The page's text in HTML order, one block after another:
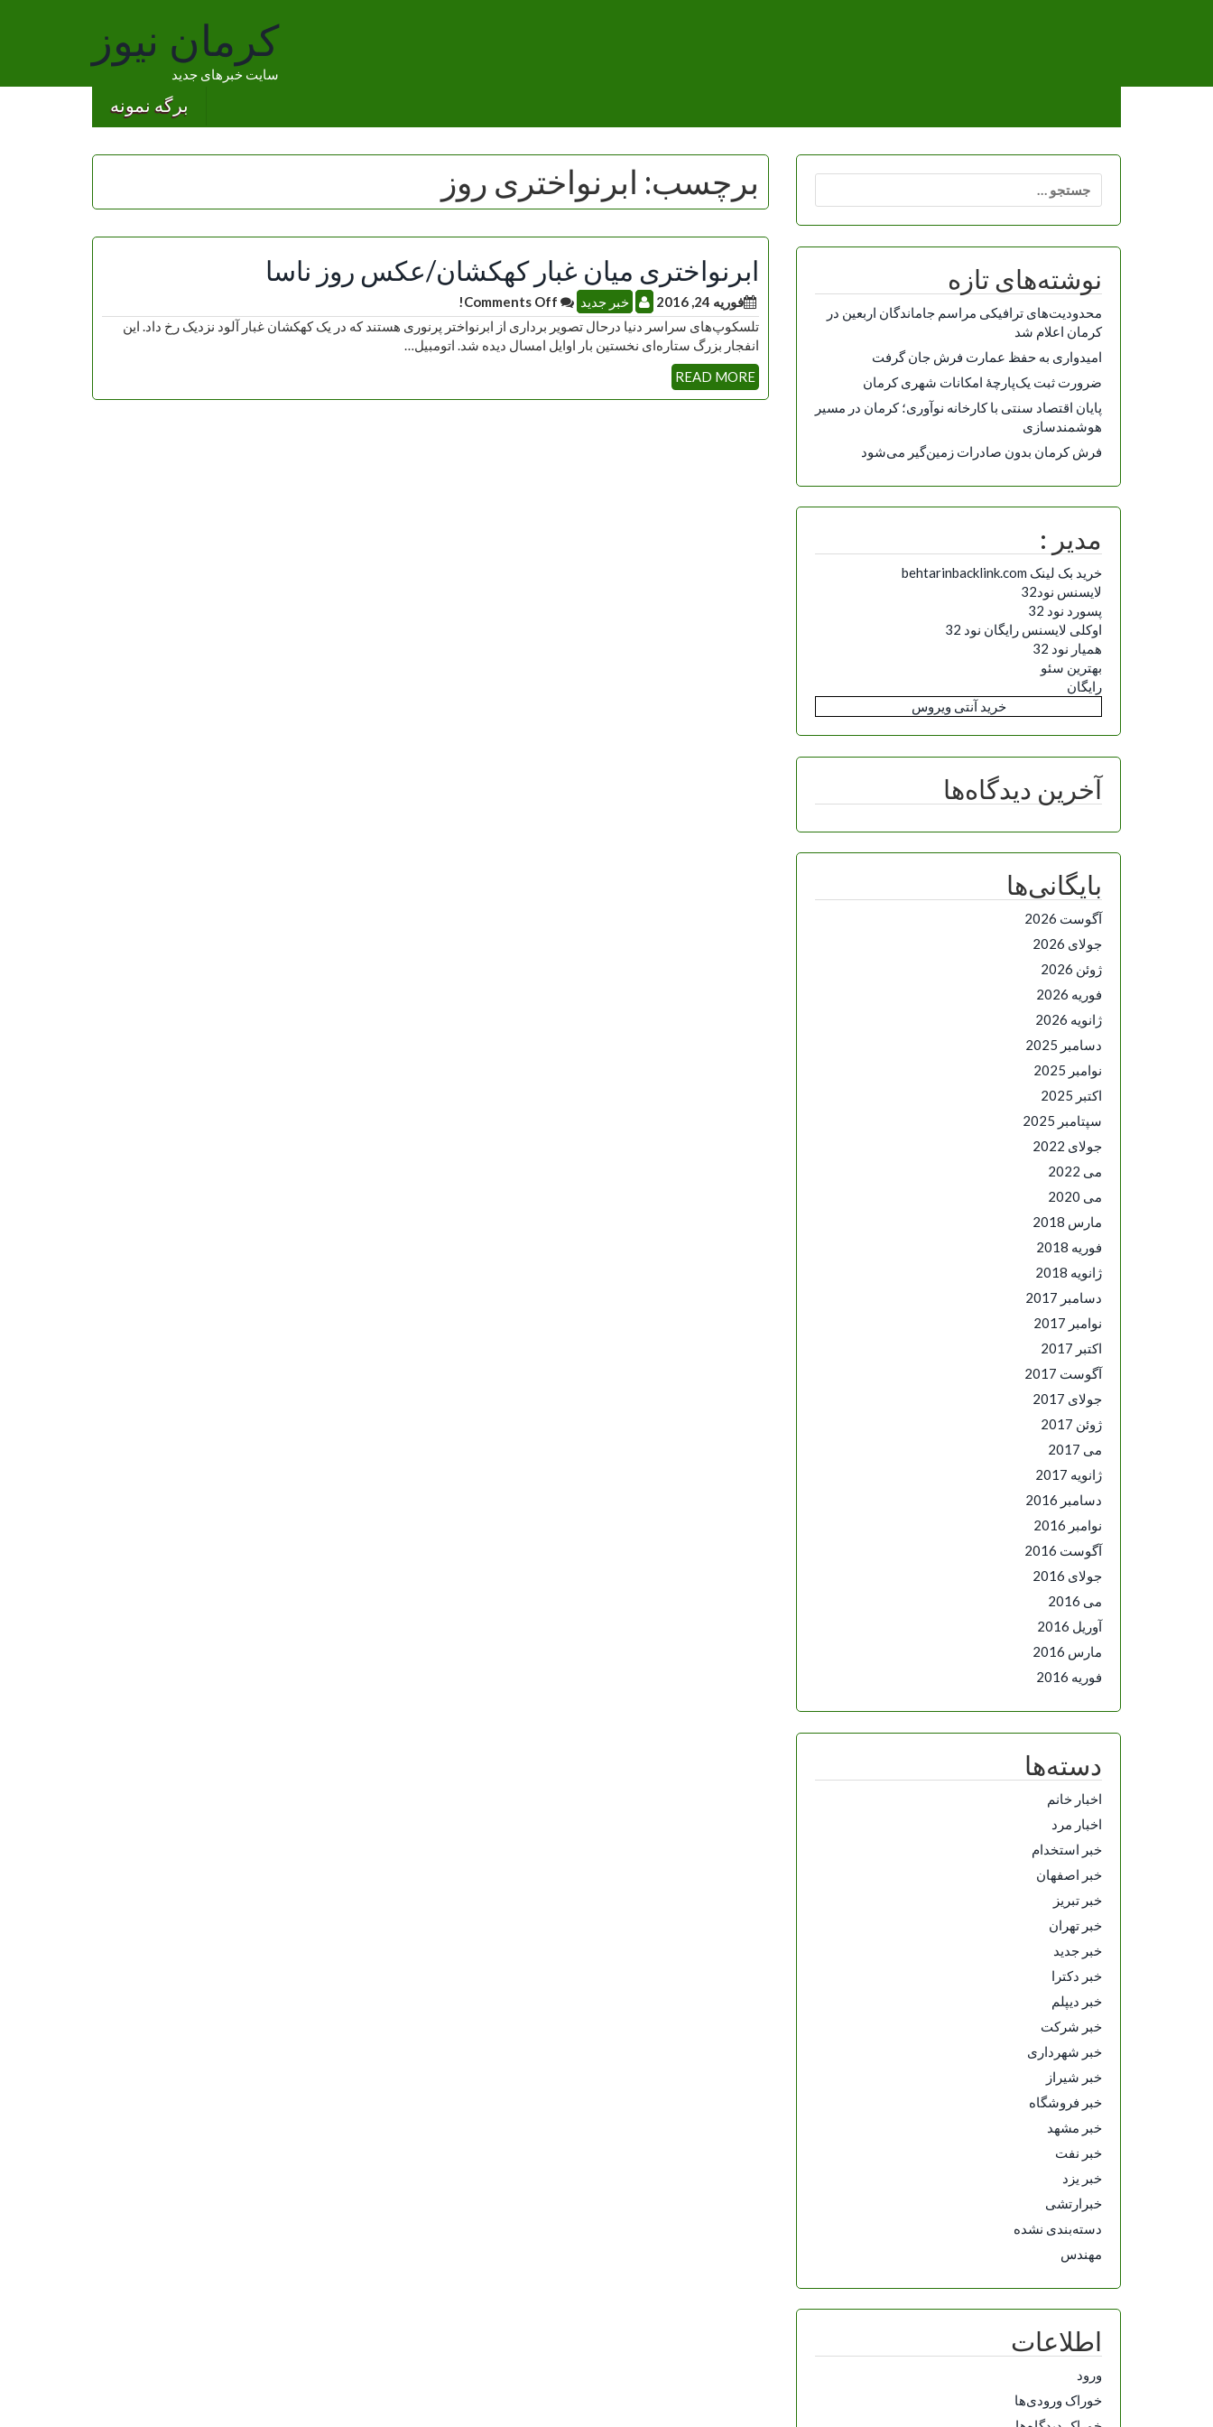
کرمان نیوز
سایت خبرهای جدید
برگه نمونه
برچسب: ابرنواختری روز
ابرنواختری میان غبار کهکشان/عکس روز ناسا
فوریه 24, 2016 خبر جدید
تلسکوپ‌های سراسر دنیا درحال تصویر برداری از ابرنواختر پرنوری هستند که در یک کهکشان غبار آلود نزدیک رخ داد. این
انفجار بزرگ ستاره‌ای نخستین بار اوایل امسال دیده شد. اتومبیل…
READ MORE
برای:
نوشته‌های تازه
محدودیت‌های ترافیکی مراسم جاماندگان اربعین در
کرمان اعلام شد
امیدواری به حفظ عمارت فرش جان گرفت
ضرورت ثبت یک‌پارچۀ امکانات شهری کرمان
پایان اقتصاد سنتی با کارخانه نوآوری؛ کرمان در مسیر
هوشمندسازی
فرش کرمان بدون صادرات زمین‌گیر می‌شود
مدیر :
خرید بک لینک behtarinbacklink.com
لایسنس نود32
پسورد نود 32
اوکلی لایسنس رایگان نود 32
همیار نود 32
بهترین سئو
رایگان
خرید آنتی ویروس
آخرین دیدگاه‌ها
بایگانی‌ها
آگوست 2026
جولای 2026
ژوئن 2026
فوریه 2026
ژانویه 2026
دسامبر 2025
نوامبر 2025
اکتبر 2025
سپتامبر 2025
جولای 2022
می 2022
می 2020
مارس 2018
فوریه 2018
ژانویه 2018
دسامبر 2017
نوامبر 2017
اکتبر 2017
آگوست 2017
جولای 2017
ژوئن 2017
می 2017
ژانویه 2017
دسامبر 2016
نوامبر 2016
آگوست 2016
جولای 2016
می 2016
آوریل 2016
مارس 2016
فوریه 2016
دسته‌ها
اخبار خانم
اخبار مرد
خبر استخدام
خبر اصفهان
خبر تبریز
خبر تهران
خبر جدید
خبر دکترا
خبر دیپلم
خبر شرکت
خبر شهرداری
خبر شیراز
خبر فروشگاه
خبر مشهد
خبر نفت
خبر یزد
خبرارتشی
دسته‌بندی نشده
مهندس
اطلاعات
ورود
خوراک ورودی‌ها